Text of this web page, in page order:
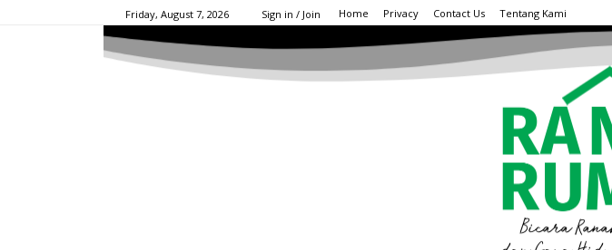
Friday, August 7, 2026 Sign in / Join Home Privacy Contact Us Tentang Kami